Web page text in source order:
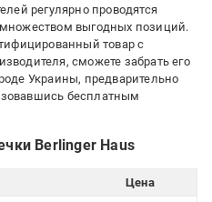
регулярно проводятся
выгодных позиций.
товар с
сможете забрать его
Украины, предварительно
бесплатным
Berlinger Haus
Цена